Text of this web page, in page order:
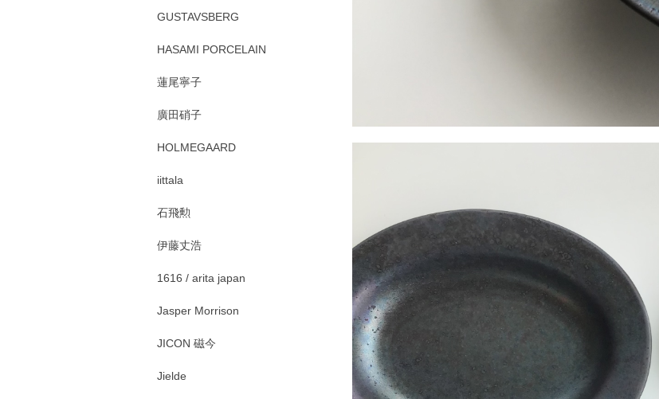
GUSTAVSBERG
HASAMI PORCELAIN
蓮尾寧子
廣田硝子
HOLMEGAARD
iittala
石飛勲
伊藤丈浩
1616 / arita japan
Jasper Morrison
JICON 磁今
Jielde